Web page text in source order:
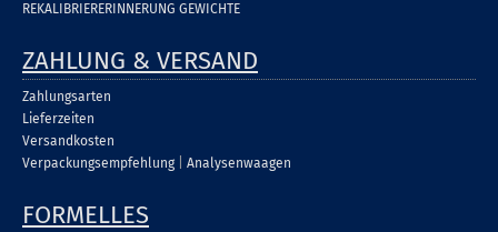
REKALIBRIERERINNERUNG GEWICHTE
ZAHLUNG & VERSAND
Zahlungsarten
Lieferzeiten
Versandkosten
Verpackungsempfehlung
Analysenwaagen
FORMELLES